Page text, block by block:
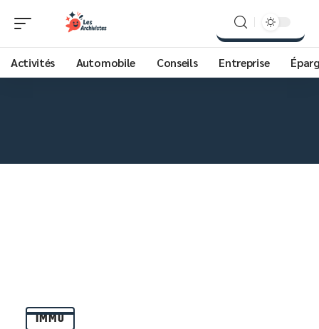
Activités Automobile Conseils Entreprise
IMMO